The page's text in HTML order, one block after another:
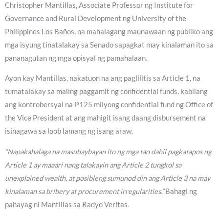
Christopher Mantillas, Associate Professor ng Institute for
Governance and Rural Development ng University of the
Philippines Los Baños, na mahalagang maunawaan ng publiko ang
mga isyung tinatalakay sa Senado sapagkat may kinalaman ito sa
pananagutan ng mga opisyal ng pamahalaan.
Ayon kay Mantillas, nakatuon na ang paglilitis sa Article 1, na
tumatalakay sa maling paggamit ng confidential funds, kabilang
ang kontrobersyal na ₱125 milyong confidential fund ng Office of
the Vice President at ang mahigit isang daang disbursement na
isinagawa sa loob lamang ng isang araw.
“Napakahalaga na masubaybayan ito ng mga tao dahil pagkatapos ng
Article 1 ay maaari nang talakayin ang Article 2 tungkol sa
unexplained wealth, at posibleng sumunod din ang Article 3 na may
kinalaman sa bribery at procurement irregularities.”Bahagi ng
pahayag ni Mantillas sa Radyo Veritas.